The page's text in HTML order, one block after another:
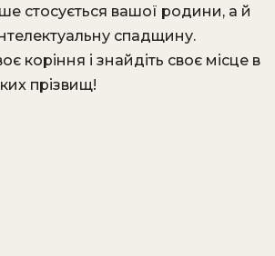
стосується вашої родини, а й
спадщину.
коріння і знайдіть своє місце в
прізвищ!